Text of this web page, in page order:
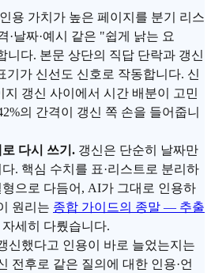
인용 가치가 높은 페이지를 분기 리스
·날짜·예시 같은 "쉽게 낡는 요
니다. 본문 상단의 직답 단락과 갱신
기가 신선도 신호로 작동합니다. 신
지 갱신 사이에서 시간 배분이 고민
의 간격이 갱신 쪽 손을 들어줍니
다시 쓰기. 갱신은 단순히 날짜만
. 핵심 수치를 표·리스트로 분리하
으로 다듬어, AI가 그대로 인용하
원리는 종합 가이드의 종말 — 추출
자세히 다뤘습니다.
신했다고 인용이 바로 늘었는지는
전후로 같은 질의에 대한 인용·언